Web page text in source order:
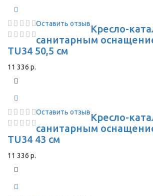
Оставить отзывКресло-
санитарным
TU34 50,5 см
11 336 р.
Оставить отзывКресло-
санитарным
TU34 43 см
11 336 р.